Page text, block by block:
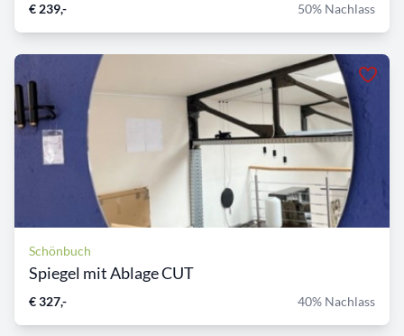
€ 239,- 50% Nachlass
Schönbuch
Spiegel mit Ablage CUT
€ 327,- 40% Nachlass